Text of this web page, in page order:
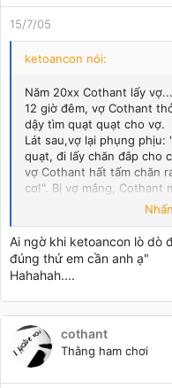
15/7/05
ketoancon nói:
Năm 20xx Cothant lấy vợ...
12 giờ đêm, vợ Cothant
dậy tìm quạt quạt cho vợ.
Lát sau,vợ lại phụng phịu:
quạt, đi lấy chăn đắp cho
vợ Cothant hất tấm chăn
cơ!". Bị vợ mắng, Cothant
đâu ra đàn ông cho em
bèn lấy điện thoại ra gọi
Ai ngờ khi ketoancon lò dò
đúng thứ em cần anh ạ"
Hahahah....
cothant
Thằng ham chơi